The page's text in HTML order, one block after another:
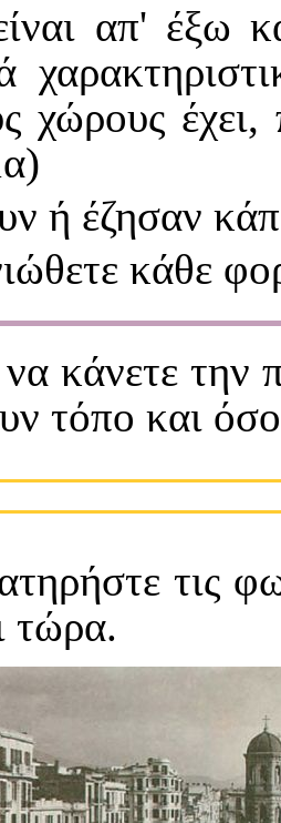
απ' έξω
χώρους
ή έζησαν
κάθε
κάνετε την
τόπο και όσο
τις
τώρα.